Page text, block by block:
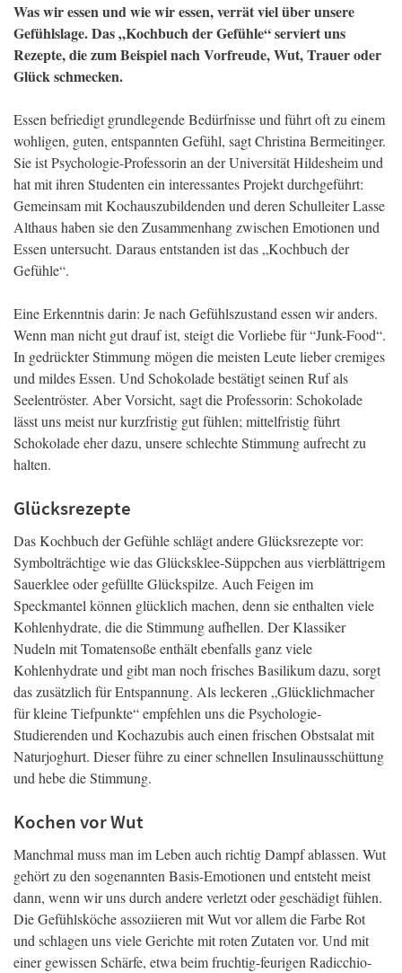
Was wir essen und wie wir essen, verrät viel über unsere
Gefühlslage. Das „Kochbuch der Gefühle“ serviert uns
Rezepte, die zum Beispiel nach Vorfreude, Wut, Trauer oder
Glück schmecken.
Essen befriedigt grundlegende Bedürfnisse und führt oft zu einem
wohligen, guten, entspannten Gefühl, sagt Christina Bermeitinger.
Sie ist Psychologie-Professorin an der Universität Hildesheim und
hat mit ihren Studenten ein interessantes Projekt durchgeführt:
Gemeinsam mit Kochauszubildenden und deren Schulleiter Lasse
Althaus haben sie den Zusammenhang zwischen Emotionen und
Essen untersucht. Daraus entstanden ist das „Kochbuch der
Gefühle“.
Eine Erkenntnis darin: Je nach Gefühlszustand essen wir anders.
Wenn man nicht gut drauf ist, steigt die Vorliebe für “Junk-Food“.
In gedrückter Stimmung mögen die meisten Leute lieber cremiges
und mildes Essen. Und Schokolade bestätigt seinen Ruf als
Seelentröster. Aber Vorsicht, sagt die Professorin: Schokolade
lässt uns meist nur kurzfristig gut fühlen; mittelfristig führt
Schokolade eher dazu, unsere schlechte Stimmung aufrecht zu
halten.
Glücksrezepte
Das Kochbuch der Gefühle schlägt andere Glücksrezepte vor:
Symbolträchtige wie das Glücksklee-Süppchen aus vierblättrigem
Sauerklee oder gefüllte Glückspilze. Auch Feigen im
Speckmantel können glücklich machen, denn sie enthalten viele
Kohlenhydrate, die die Stimmung aufhellen. Der Klassiker
Nudeln mit Tomatensoße enthält ebenfalls ganz viele
Kohlenhydrate und gibt man noch frisches Basilikum dazu, sorgt
das zusätzlich für Entspannung. Als leckeren „Glücklichmacher
für kleine Tiefpunkte“ empfehlen uns die Psychologie-
Studierenden und Kochazubis auch einen frischen Obstsalat mit
Naturjoghurt. Dieser führe zu einer schnellen Insulinausschüttung
und hebe die Stimmung.
Kochen vor Wut
Manchmal muss man im Leben auch richtig Dampf ablassen. Wut
gehört zu den sogenannten Basis-Emotionen und entsteht meist
dann, wenn wir uns durch andere verletzt oder geschädigt fühlen.
Die Gefühlsköche assoziieren mit Wut vor allem die Farbe Rot
und schlagen uns viele Gerichte mit roten Zutaten vor. Und mit
einer gewissen Schärfe, etwa beim fruchtig-feurigen Radicchio-